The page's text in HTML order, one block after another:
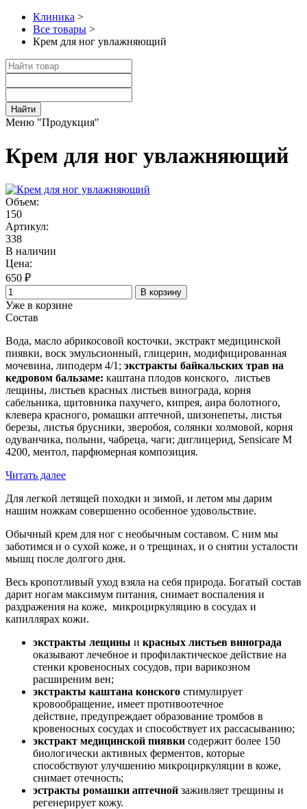
Клиника >
Все товары >
Крем для ног увлажняющий
Найти
Меню "Продукция"
Крем для ног увлажняющий
Объем:
150
Артикул:
338
В наличии
Цена:
650 ₽
В корзину
Уже в корзине
Состав
Вода, масло абрикосовой косточки, экстракт медицинской
пиявки, воск эмульсионный, глицерин, модифицированная
мочевина, липодерм 4/1; экстракты байкальских трав на
кедровом бальзаме: каштана плодов конского, листьев
лещины, листьев красных листьев винограда, корня
сабельника, щитовника пахучего, кипрея, аира болотного,
клевера красного, ромашки аптечной, шизонепеты, листья
березы, листья брусники, зверобоя, солянки холмовой, корня
одуванчика, полыни, чабреца, чаги; диглицерид, Sensicare M
4200, ментол, парфюмерная композиция.
Читать далее
Для легкой летящей походки и зимой, и летом мы дарим
нашим ножкам совершенно особенное удовольствие.
Обычный крем для ног с необычным составом. С ним мы
заботимся и о сухой коже, и о трещинах, и о снятии усталости
мышц после долгого дня.
Весь кропотливый уход взяла на себя природа. Богатый состав
дарит ногам максимум питания, снимает воспаления и
раздражения на коже, микроциркуляцию в сосудах и
капиллярах кожи.
экстракты лещины и красных листьев винограда
оказывают лечебное и профилактическое действие на
стенки кровеносных сосудов, при варикозном
расширеним вен;
экстракты каштана конского стимулирует
кровообращение, имеет противоотечное
действие, предупреждает образование тромбов в
кровеносных сосудах и способствует их рассасыванию;
экстракт медицинской пиявки содержит более 150
биологически активных ферментов, которые
способствуют улучшению микроциркуляции в коже,
снимает отечность;
эстракты ромашки аптечной заживляет трещины и
регенерирует кожу.